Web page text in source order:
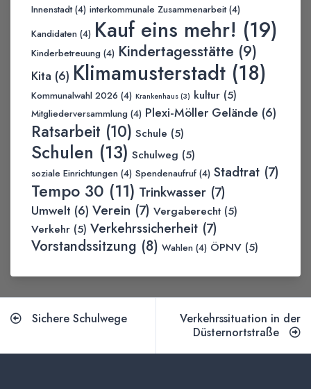
Innenstadt(4) interkommunale Zusammenarbeit(4)
Kandidaten (4) Kauf eins mehr! (19)
Kinderbetreuung (4) Kindertagesstätte (9)
Kita (6) Klimamusterstadt (18)
Kommunalwahl 2026 (4) Krankenhaus (3) kultur (5)
Mitgliederversammlung (4) Plexi-Möller Gelände (6)
Ratsarbeit (10) Schule (5)
Schulen (13) Schulweg (5)
soziale Einrichtungen (4) Spendenaufruf (4) Stadtrat (7)
Tempo 30 (11) Trinkwasser (7)
Umwelt (6) Verein (7) Vergaberecht (5)
Verkehr (5) Verkehrssicherheit (7)
Vorstandssitzung (8) Wahlen (4) ÖPNV (5)
Sichere Schulwege
Verkehrssituation in der
Düsternortstraße